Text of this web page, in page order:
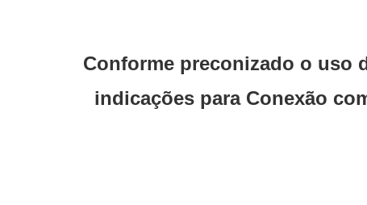
Conforme preconizado o uso
indicações para Conexão